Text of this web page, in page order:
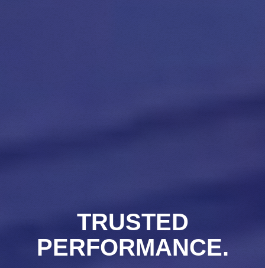
TRUSTED
PERFORMANCE.